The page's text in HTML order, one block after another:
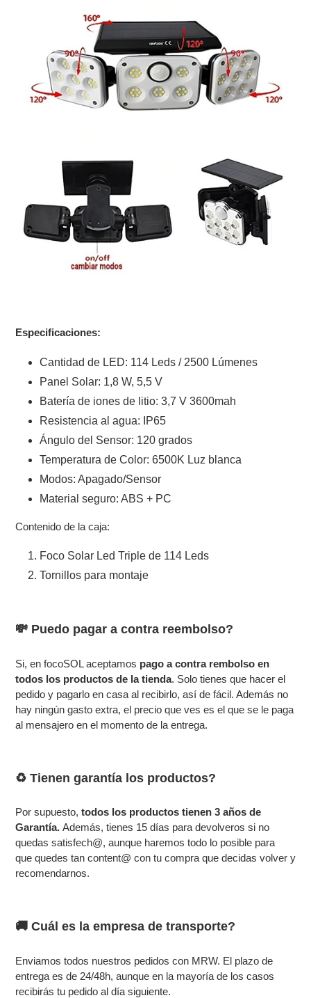
Especificaciones:
Cantidad de LED: 114 Leds / 2500 Lúmenes
Panel Solar: 1,8 W, 5,5 V
Batería de iones de litio: 3,7 V 3600mah
Resistencia al agua: IP65
Ángulo del Sensor: 120 grados
Temperatura de Color: 6500K Luz blanca
Modos: Apagado/Sensor
Material seguro: ABS + PC
Contenido de la caja:
Foco Solar Led Triple de 114 Leds
Tornillos para montaje
💸 Puedo pagar a contra reembolso?
Si, en focoSOL aceptamos pago a contra rembolso en
todos los productos de la tienda. Solo tienes que hacer el
pedido y pagarlo en casa al recibirlo, así de fácil. Además no
hay ningún gasto extra, el precio que ves es el que se le paga
al mensajero en el momento de la entrega.
♻️ Tienen garantía los productos?
Por supuesto, todos los productos tienen 3 años de
Garantía. Además, tienes 15 días para devolveros si no
quedas satisfech@, aunque haremos todo lo posible para
que quedes tan content@ con tu compra que decidas volver y
recomendarnos.
🚚 Cuál es la empresa de transporte?
Enviamos todos nuestros pedidos con MRW. El plazo de
entrega es de 24/48h, aunque en la mayoría de los casos
recibirás tu pedido al día siguiente.